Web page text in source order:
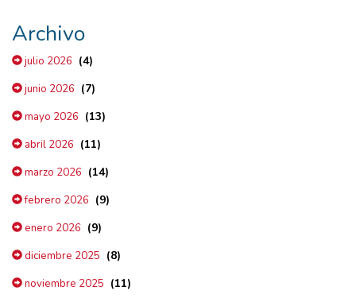
Archivo
julio 2026 (4)
junio 2026 (7)
mayo 2026 (13)
abril 2026 (11)
marzo 2026 (14)
febrero 2026 (9)
enero 2026 (9)
diciembre 2025 (8)
noviembre 2025 (11)